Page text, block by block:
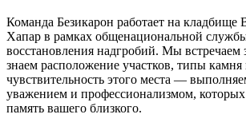
Команда Безикарон работает на
Хапар в рамках общенациональной
восстановления надгробий. Мы встречаем
знаем расположение участков, типы
чувствительность этого места —
уважением и профессионализмом, которых
память вашего близкого.